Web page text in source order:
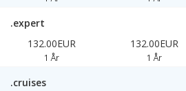
.expert
132.00EUR
1 År
132.00EUR
1 År
.cruises